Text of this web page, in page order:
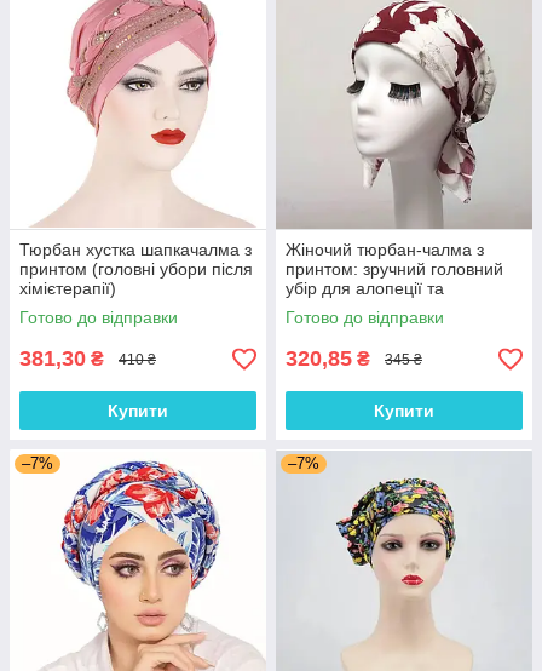
Тюрбан хустка шапкачалма з
принтом (головні убори після
хімієтерапії)
Готово до відправки
381,30 ₴ 410 ₴
Купити
Жіночий тюрбан-чалма з
принтом: зручний головний
убір для алопеції та
відновлення після
хімієтерапії
Готово до відправки
320,85 ₴ 345 ₴
Купити
–7% –7%